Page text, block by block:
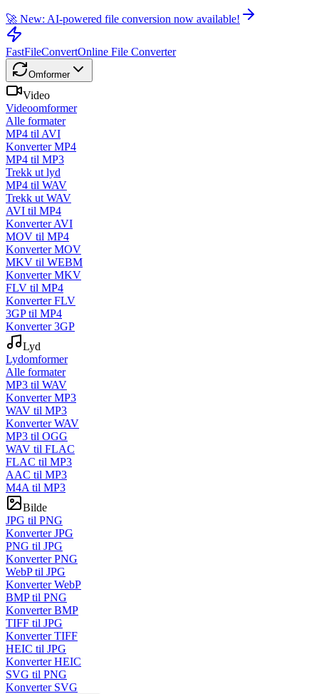
🚀 New: AI-powered file conversion now available!
FastFileConvertOnline File Converter
Omformer
Video
Videoomformer
Alle formater
MP4 til AVI
Konverter MP4
MP4 til MP3
Trekk ut lyd
MP4 til WAV
Trekk ut WAV
AVI til MP4
Konverter AVI
MOV til MP4
Konverter MOV
MKV til WEBM
Konverter MKV
FLV til MP4
Konverter FLV
3GP til MP4
Konverter 3GP
Lyd
Lydomformer
Alle formater
MP3 til WAV
Konverter MP3
WAV til MP3
Konverter WAV
MP3 til OGG
WAV til FLAC
FLAC til MP3
AAC til MP3
M4A til MP3
Bilde
JPG til PNG
Konverter JPG
PNG til JPG
Konverter PNG
WebP til JPG
Konverter WebP
BMP til PNG
Konverter BMP
TIFF til JPG
Konverter TIFF
HEIC til JPG
Konverter HEIC
SVG til PNG
Konverter SVG